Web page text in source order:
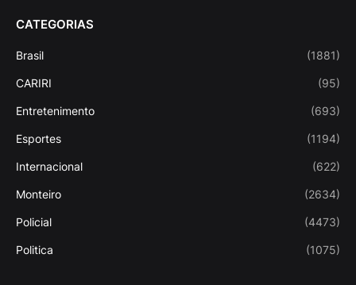
CATEGORIAS
Brasil (1881)
CARIRI (95)
Entretenimento (693)
Esportes (1194)
Internacional (622)
Monteiro (2634)
Policial (4473)
Politica (1075)